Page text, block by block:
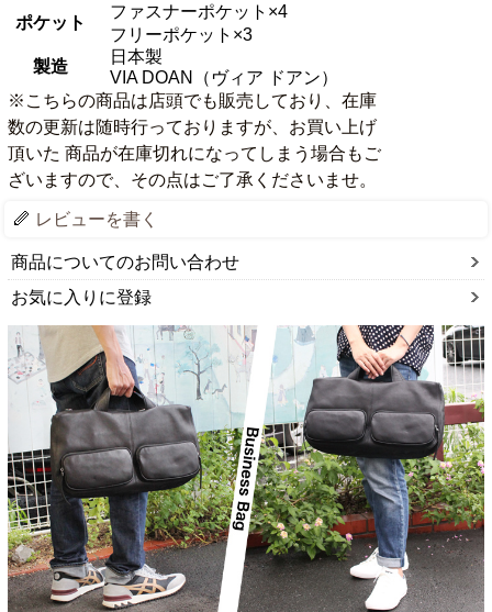
ポケット
ファスナーポケット×4
フリーポケット×3
製造
日本製
VIA DOAN（ヴィア ドアン）
※こちらの商品は店頭でも販売しており、在庫
数の更新は随時行っておりますが、お買い上げ
頂いた 商品が在庫切れになってしまう場合もご
ざいますので、その点はご了承くださいませ。
レビューを書く
商品についてのお問い合わせ
お気に入りに登録